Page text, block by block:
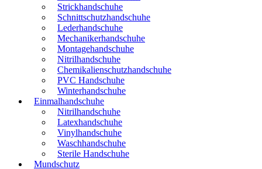
Strickhandschuhe
Schnittschutzhandschuhe
Lederhandschuhe
Mechanikerhandschuhe
Montagehandschuhe
Nitrilhandschuhe
Chemikalienschutzhandschuhe
PVC Handschuhe
Winterhandschuhe
Einmalhandschuhe
Nitrilhandschuhe
Latexhandschuhe
Vinylhandschuhe
Waschhandschuhe
Sterile Handschuhe
Mundschutz